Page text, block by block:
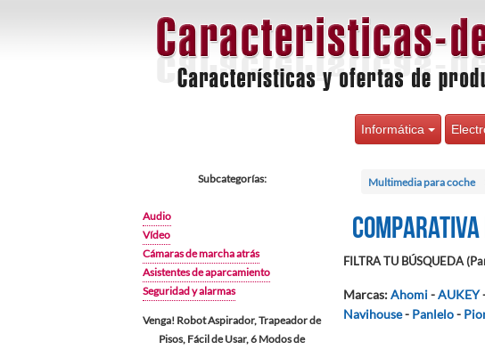
Informática
Subcategorías:
Audio
Vídeo
Cámaras de marcha atrás
Asistentes de aparcamiento
Seguridad y alarmas
Venga! Robot Aspirador, Trapeador de
Pisos, Fácil de Usar, 6 Modos de
Multimedia para coche
FILTRA TU BÚSQUEDA
Marcas:Ahomi-AUKEY
Navihouse- Panlelo-